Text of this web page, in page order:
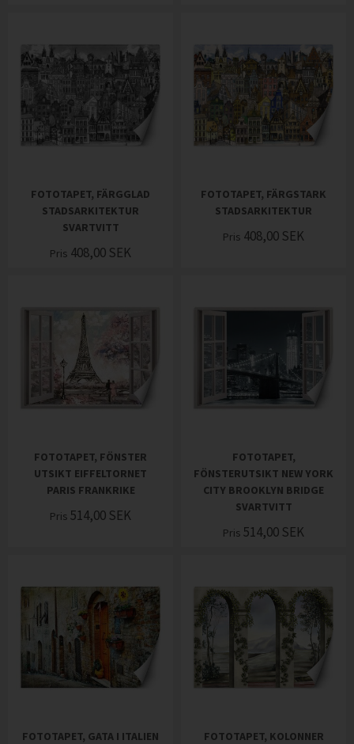
FOTOTAPET, FÄRGGLAD
STADSARKITEKTUR
SVARTVITT
Pris 408,00 SEK
FOTOTAPET, FÄRGSTARK
STADSARKITEKTUR
Pris 408,00 SEK
FOTOTAPET, FÖNSTER
UTSIKT EIFFELTORNET
PARIS FRANKRIKE
Pris 514,00 SEK
FOTOTAPET,
FÖNSTERUTSIKT NEW YORK
CITY BROOKLYN BRIDGE
SVARTVITT
Pris 514,00 SEK
FOTOTAPET, GATA I ITALIEN
FOTOTAPET, KOLONNER